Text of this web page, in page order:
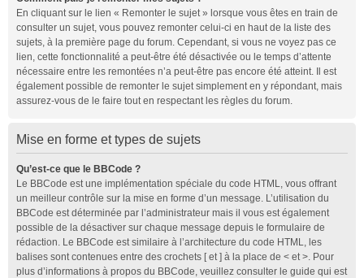
En cliquant sur le lien « Remonter le sujet » lorsque vous êtes en train de
consulter un sujet, vous pouvez remonter celui-ci en haut de la liste des
sujets, à la première page du forum. Cependant, si vous ne voyez pas ce
lien, cette fonctionnalité a peut-être été désactivée ou le temps d’attente
nécessaire entre les remontées n’a peut-être pas encore été atteint. Il est
également possible de remonter le sujet simplement en y répondant, mais
assurez-vous de le faire tout en respectant les règles du forum.
Mise en forme et types de sujets
Qu’est-ce que le BBCode ?
Le BBCode est une implémentation spéciale du code HTML, vous offrant
un meilleur contrôle sur la mise en forme d’un message. L’utilisation du
BBCode est déterminée par l’administrateur mais il vous est également
possible de la désactiver sur chaque message depuis le formulaire de
rédaction. Le BBCode est similaire à l’architecture du code HTML, les
balises sont contenues entre des crochets [ et ] à la place de < et >. Pour
plus d’informations à propos du BBCode, veuillez consulter le guide qui est